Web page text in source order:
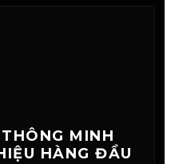
MINH
HÀNG ĐẦU